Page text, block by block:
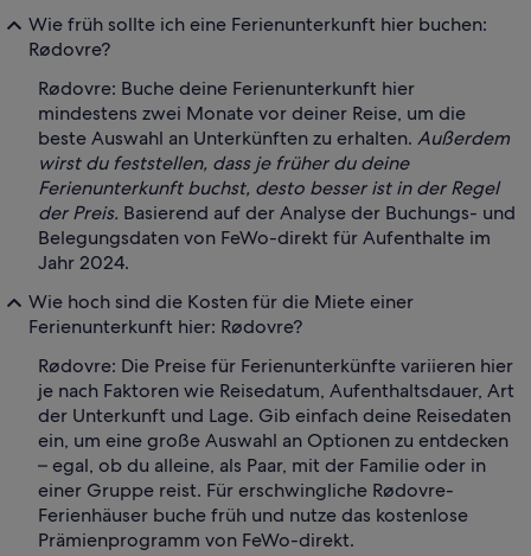
Wie früh sollte ich eine Ferienunterkunft hier buchen:
Rødovre?
Rødovre: Buche deine Ferienunterkunft hier
mindestens zwei Monate vor deiner Reise, um die
beste Auswahl an Unterkünften zu erhalten. Außerdem
wirst du feststellen, dass je früher du deine
Ferienunterkunft buchst, desto besser ist in der Regel
der Preis. Basierend auf der Analyse der Buchungs- und
Belegungsdaten von FeWo-direkt für Aufenthalte im
Jahr 2024.
Wie hoch sind die Kosten für die Miete einer
Ferienunterkunft hier: Rødovre?
Rødovre: Die Preise für Ferienunterkünfte variieren hier
je nach Faktoren wie Reisedatum, Aufenthaltsdauer, Art
der Unterkunft und Lage. Gib einfach deine Reisedaten
ein, um eine große Auswahl an Optionen zu entdecken
– egal, ob du alleine, als Paar, mit der Familie oder in
einer Gruppe reist. Für erschwingliche Rødovre-
Ferienhäuser buche früh und nutze das kostenlose
Prämienprogramm von FeWo-direkt.